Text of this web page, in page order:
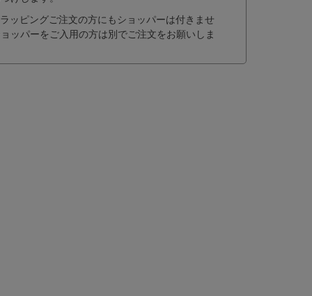
ッピングご注文の方にもショッパーは付きませ
ョッパーをご入用の方は別でご注文をお願いしま